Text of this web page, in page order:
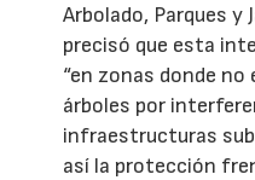
Arbolado, Parques y
precisó que esta
“en zonas donde
árboles por
infraestructuras
así la protección